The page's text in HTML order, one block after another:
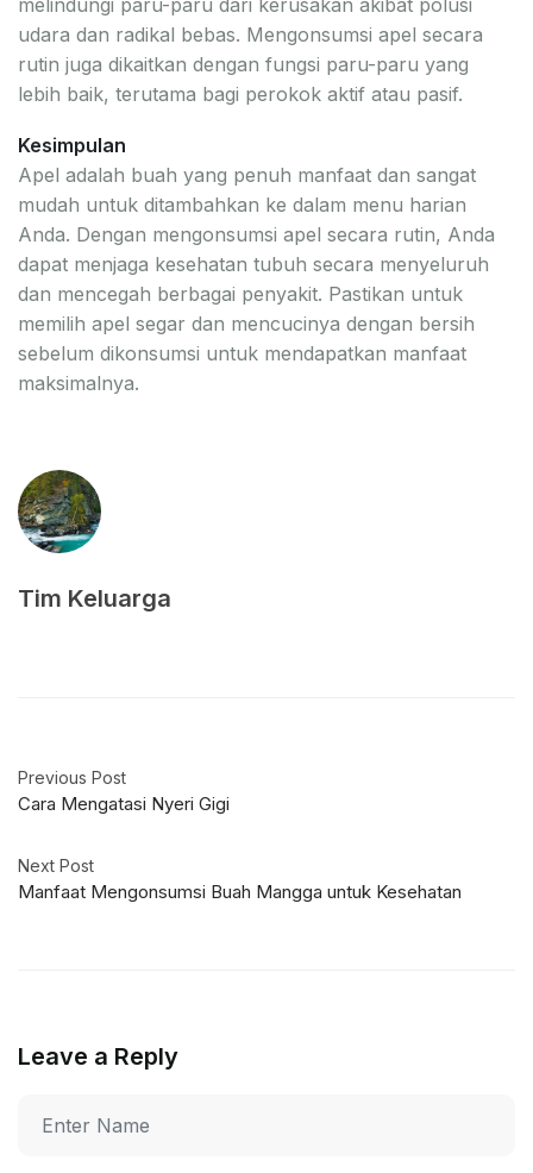
udara dan radikal bebas. Mengonsumsi apel secara
rutin juga dikaitkan dengan fungsi paru-paru yang
lebih baik, terutama bagi perokok aktif atau pasif.
Kesimpulan
Apel adalah buah yang penuh manfaat dan sangat
mudah untuk ditambahkan ke dalam menu harian
Anda. Dengan mengonsumsi apel secara rutin, Anda
dapat menjaga kesehatan tubuh secara menyeluruh
dan mencegah berbagai penyakit. Pastikan untuk
memilih apel segar dan mencucinya dengan bersih
sebelum dikonsumsi untuk mendapatkan manfaat
maksimalnya.
Tim Keluarga
Previous Post
Cara Mengatasi Nyeri Gigi
Next Post
Manfaat Mengonsumsi Buah Mangga untuk Kesehatan
Leave a Reply